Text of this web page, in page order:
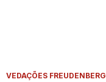
VEDAÇÕES FREUDENBERG